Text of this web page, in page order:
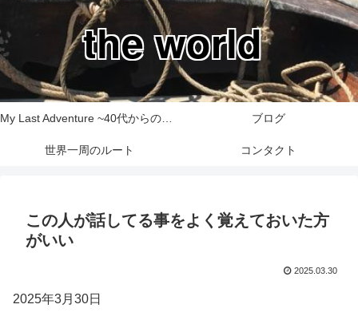
the world
My Last Adventure ~40代からの世界一周旅行記~ ブログ
世界一周のルート コンタクト
この人が話してる事をよく覚えておいた方
がいい
2025.03.30
2025年3月30日